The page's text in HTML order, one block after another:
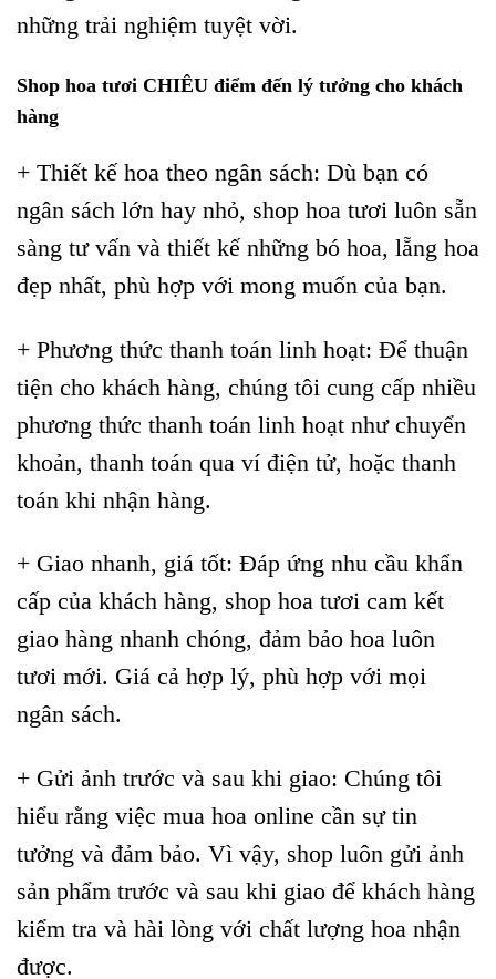
những trải nghiệm tuyệt vời.
Shop hoa tươi CHIÊU điểm đến lý tưởng cho khách
hàng
+ Thiết kế hoa theo ngân sách: Dù bạn có
ngân sách lớn hay nhỏ, shop hoa tươi luôn sẵn
sàng tư vấn và thiết kế những bó hoa, lẵng hoa
đẹp nhất, phù hợp với mong muốn của bạn.
+ Phương thức thanh toán linh hoạt: Để thuận
tiện cho khách hàng, chúng tôi cung cấp nhiều
phương thức thanh toán linh hoạt như chuyển
khoản, thanh toán qua ví điện tử, hoặc thanh
toán khi nhận hàng.
+ Giao nhanh, giá tốt: Đáp ứng nhu cầu khẩn
cấp của khách hàng, shop hoa tươi cam kết
giao hàng nhanh chóng, đảm bảo hoa luôn
tươi mới. Giá cả hợp lý, phù hợp với mọi
ngân sách.
+ Gửi ảnh trước và sau khi giao: Chúng tôi
hiểu rằng việc mua hoa online cần sự tin
tưởng và đảm bảo. Vì vậy, shop luôn gửi ảnh
sản phẩm trước và sau khi giao để khách hàng
kiểm tra và hài lòng với chất lượng hoa nhận
được.